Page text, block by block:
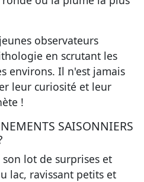
observateurs
en scrutant les
environs. Il n'est jamais
leur curiosité et leur
!
SAISONNIERS
lot de surprises et
lac, ravissant petits et